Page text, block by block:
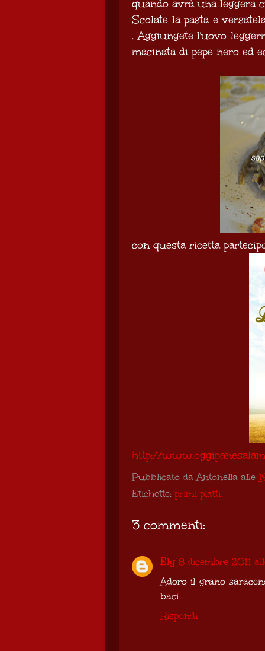
quando avrà una leggera
Scolate la pasta e
. Aggiungete l'uovo
macinata di pepe nero ed
con questa ricetta
http://
Pubblicato da Antonella alle
Etichette: primi piatti
3 commenti:
Ely 8 dicembre 2011
Adoro il grano
baci
Rispondi